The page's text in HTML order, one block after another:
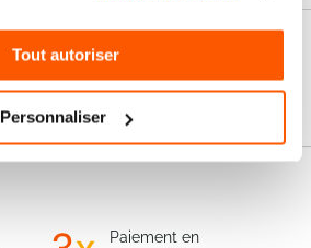
Tout autoriser
Personnaliser
Paiement en